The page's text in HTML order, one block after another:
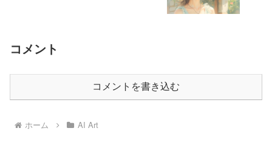
コメント
コメントを書き込む
ホーム AI Art